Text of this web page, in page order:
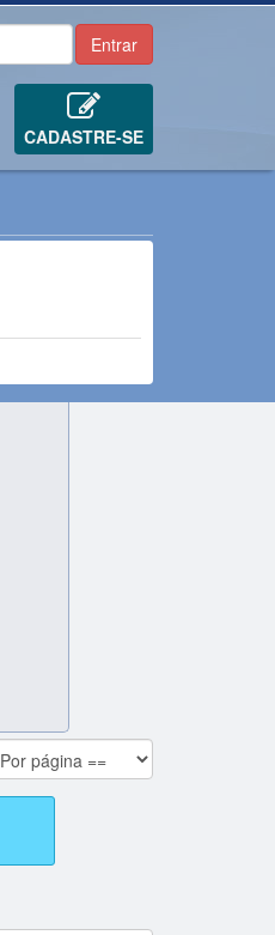
CADASTRE-SE